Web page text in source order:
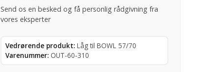
Send os en besked og få personlig rådgivning fra
vores eksperter
Vedrørende produkt: Låg til BOWL 57/70
Varenummer: OUT-60-310